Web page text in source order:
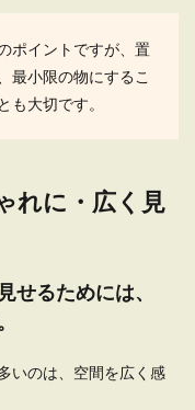
のようにしたら良いのか考
に花を！花の持つ効
るアイデア
ポイントですが、置
最小限の物にするこ
も大切です。
れに・広く見
せるためには、
いのは、空間を広く感